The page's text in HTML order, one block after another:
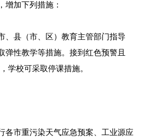
增加下列措施：
、县（市、区）教育主管部门指导
弹性教学等措施。接到红色预警且
学校可采取停课措施。
各市重污染天气应急预案、工业源应